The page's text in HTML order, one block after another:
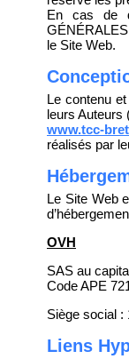
En cas de
le Site Web.
Le contenu
leurs Auteurs
www.tcc-
réalisés par
Le Site Web
OVH
SAS au
Code APE
Siège social :
Liens